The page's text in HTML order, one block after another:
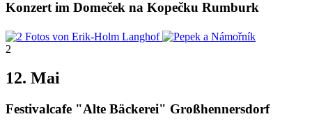
Konzert im Domeček na Kopečku Rumburk
2
12. Mai
Festivalcafe "Alte Bäckerei" Großhennersdorf